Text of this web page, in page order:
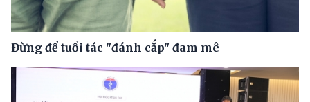
Đừng để tuổi tác "đánh cắp" đam mê